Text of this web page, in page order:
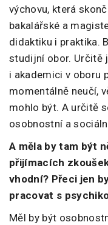
výchovu, která
bakalářské a
didaktiku i praktika.
studijní obor. Určitě
i akademici v oboru
momentálně neučí,
mohlo být. A určitě
osobnostní a
A měla by tam být
přijímacích
vhodní? Přeci jen
pracovat s
Měl by být